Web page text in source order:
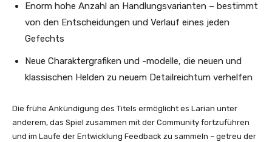
Enorm hohe Anzahl an Handlungsvarianten – bestimmt
von den Entscheidungen und Verlauf eines jeden
Gefechts
Neue Charaktergrafiken und -modelle, die neuen und
klassischen Helden zu neuem Detailreichtum verhelfen
Die frühe Ankündigung des Titels ermöglicht es Larian unter
anderem, das Spiel zusammen mit der Community fortzuführen
und im Laufe der Entwicklung Feedback zu sammeln – getreu der